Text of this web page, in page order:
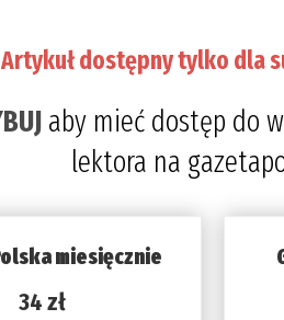
Artykuł dostępny tylko dla
aby mieć dostęp do
lektora na
miesięcznie
34 zł